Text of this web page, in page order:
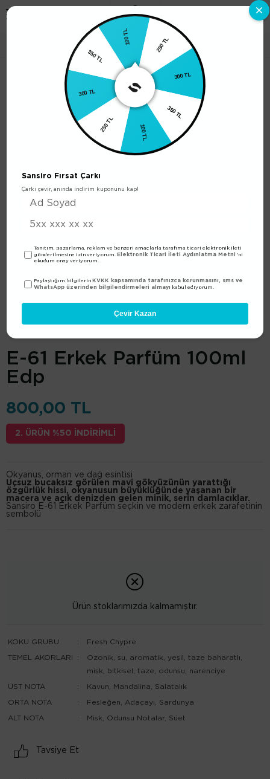
0
E-61 Erkek Parfüm 100ml Edp
E-61 Erkek Parfüm 100ml
Edp
800,00 TL
2. ÜRÜN %50 İNDİRİMLİ
Okyanus, orman ve dağ esintisi
Uçsuz bucaksız görülen mavi gökyüzünün yarattığı
özgürlük hissi, okyanusun büyüklüğünde yaşanan bir
macera ve açık denizden gelen minik, serin damlacıklar.
Sansiro E-61 Erkek Parfüm seçkin ve modern erkek zarafetinin
sembolü
Ürün stoklarımızda kalmamıştır.
KOKU GRUBU : Fresh Chypre
TEMEL AKORLARI :
Ozonik, su, aromatik, yeşil, taze baharatlı,
misk, bitkisel, taze, odunsu, narenciye
ÜST NOTA : Kavun, Mandalina, Salatalık
ORTA NOTA : Fesleğen, Adaçayı, Sardunya
ALT NOTA : Misk, Odunsu Notalar, Süet
Tavsiye Et
100 TL
250 TL
300 TL
350 TL
100 TL
250 TL
300 TL
350 TL
Sansiro Fırsat Çarkı
Çarkı çevir, anında indirim kuponunu kap!
Tanıtım, pazarlama, reklam ve benzeri amaçlarla tarafıma ticari elektronik ileti
gönderilmesine izin veriyorum.
Elektronik Ticari İleti Aydınlatma Metni 'ni
okudum onay veriyorum.
Paylaştığım bilgilerin KVKK kapsamında tarafınızca korunmasını, sms ve
WhatsApp üzerinden bilgilendirmeleri almayı
kabul ediyorum.
Çevir Kazan